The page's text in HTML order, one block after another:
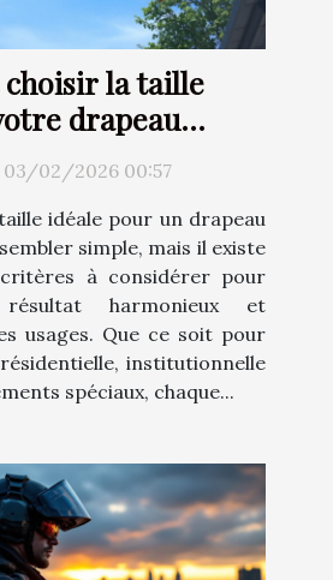
la taille
drapeau
03/02/2026 00:57
idéale pour un drapeau
simple, mais il existe
à considérer pour
harmonieux et
usages. Que ce soit pour
institutionnelle
spéciaux, chaque...